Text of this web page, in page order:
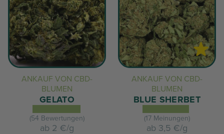
ANKAUF VON CBD-
BLUMEN
GELATO
(54 Bewertungen)
ab 2 €/g
ANKAUF VON CBD-
BLUMEN
BLUE SHERBET
(17 Meinungen)
ab 3,5 €/g